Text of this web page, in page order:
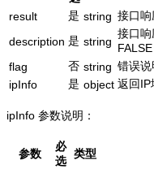
result
是 string 接口
description 是 string
接口
flag
否 string 错误
ipInfo
是 object 返回IP
ipInfo 参数说明：
参数
必
选
类型